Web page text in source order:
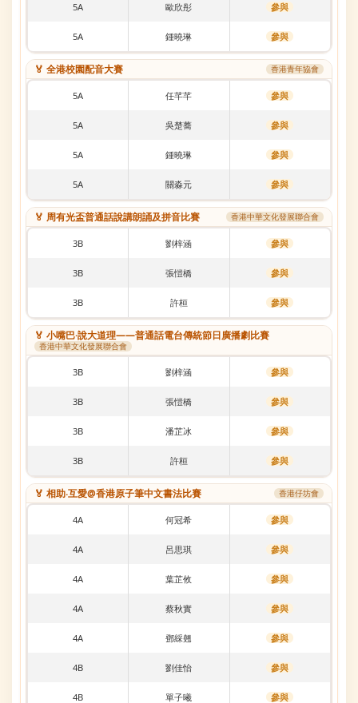
5A 歐欣彤 參與
5A 鍾曉琳 參與
🏅 全港校園配音大賽 香港青年協會
5A 任芊芊 參與
5A 吳楚蕎 參與
5A 鍾曉琳 參與
5A 關淼元 參與
🏅 周有光盃普通話說講朗誦及拼音比賽 香港中華文化發展聯合會
3B 劉梓涵 參與
3B 張愷橋 參與
3B 許桓 參與
🏅 小嘴巴·說大道理——普通話電台傳統節日廣播劇比賽
香港中華文化發展聯合會
3B 劉梓涵 參與
3B 張愷橋 參與
3B 潘芷冰 參與
3B 許桓 參與
🏅 相助‧互愛@香港原子筆中文書法比賽 香港仔坊會
4A 何冠希 參與
4A 呂思琪 參與
4A 葉芷攸 參與
4A 蔡秋實 參與
4A 鄧綵翹 參與
4B 劉佳怡 參與
4B 單子曦 參與